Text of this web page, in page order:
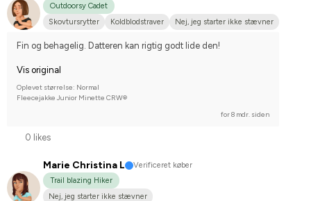
Outdoorsy Cadet
Skovtursrytter
Koldblodstraver Nej, jeg starter ikke stævner
Fin og behagelig. Datteren kan rigtig godt lide den!
Vis original
Oplevet størrelse: Normal
Fleecejakke Junior Minette CRW®
for 8 mdr. siden
0 likes
Marie Christina L
Verificeret køber
Trail blazing Hiker
Nej, jeg starter ikke stævner